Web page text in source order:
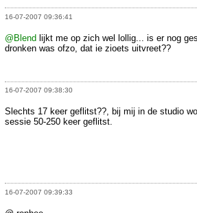
16-07-2007 09:36:41
@Blend lijkt me op zich wel lollig... is er nog
dronken was ofzo, dat ie zioets uitvreet??
16-07-2007 09:38:30
Slechts 17 keer geflitst??, bij mij in de studio
sessie 50-250 keer geflitst.
16-07-2007 09:39:33